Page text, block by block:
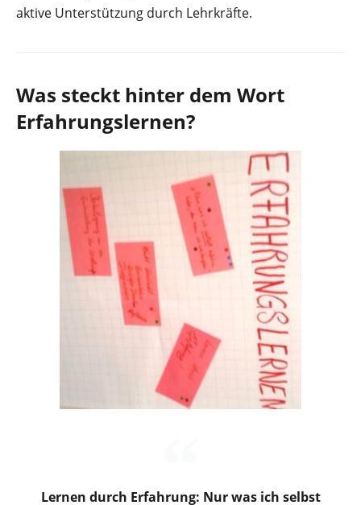
aktive Unterstützung durch Lehrkräfte.
Was steckt hinter dem Wort
Erfahrungslernen?
Lernen durch Erfahrung: Nur was ich selbst